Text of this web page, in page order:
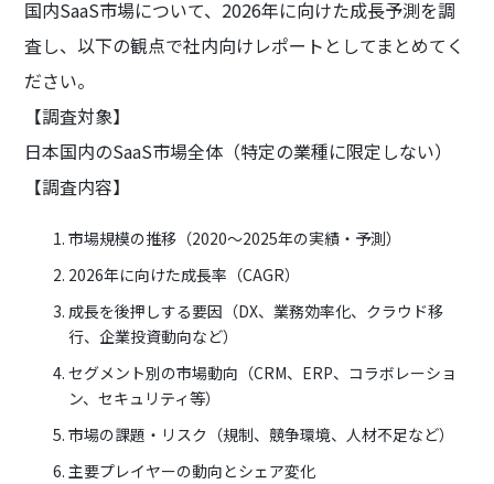
国内SaaS市場について、2026年に向けた成長予測を調
査し、以下の観点で社内向けレポートとしてまとめてく
ださい。
【調査対象】
日本国内のSaaS市場全体（特定の業種に限定しない）
【調査内容】
市場規模の推移（2020〜2025年の実績・予測）
2026年に向けた成長率（CAGR）
成長を後押しする要因（DX、業務効率化、クラウド移
行、企業投資動向など）
セグメント別の市場動向（CRM、ERP、コラボレーショ
ン、セキュリティ等）
市場の課題・リスク（規制、競争環境、人材不足など）
主要プレイヤーの動向とシェア変化